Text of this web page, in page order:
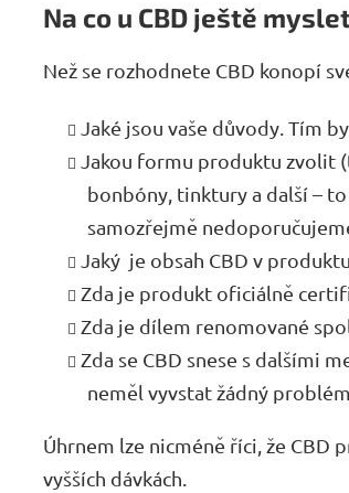
Na co u CBD ještě
Než se rozhodnete CBD konopí
Jaké jsou vaše důvody. Tím
Jakou formu produktu zvolit
bonbóny, tinktury a další –
samozřejmě
Jaký je obsah CBD v
Zda je produkt oficiálně
Zda je dílem renomované
Zda se CBD snese s dalšími
neměl vyvstat žádný
Úhrnem lze nicméně říci, že CBD
vyšších dávkách.